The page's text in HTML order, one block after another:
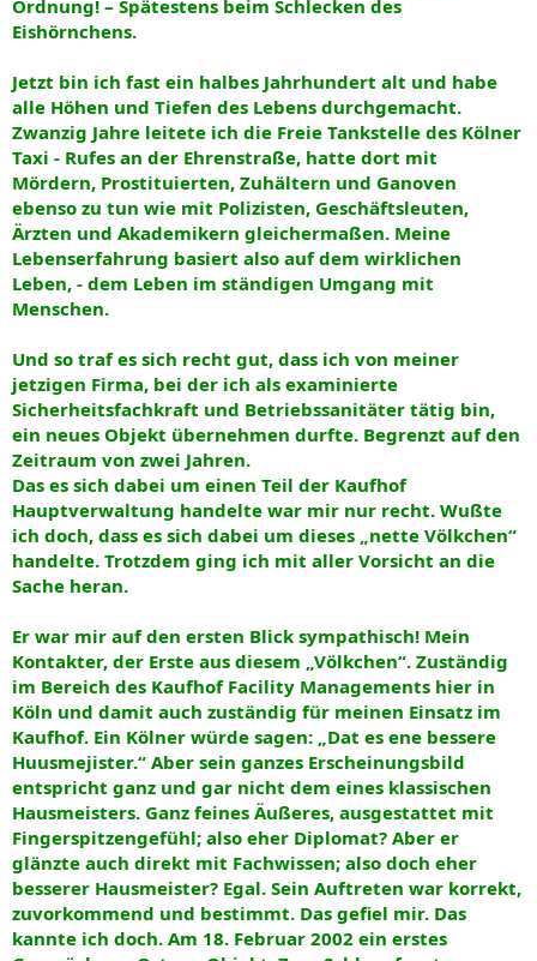
Ordnung! – Spätestens beim Schlecken des
Eishörnchens.
Jetzt bin ich fast ein halbes Jahrhundert alt und habe
alle Höhen und Tiefen des Lebens durchgemacht.
Zwanzig Jahre leitete ich die Freie Tankstelle des Kölner
Taxi - Rufes an der Ehrenstraße, hatte dort mit
Mördern, Prostituierten, Zuhältern und Ganoven
ebenso zu tun wie mit Polizisten, Geschäftsleuten,
Ärzten und Akademikern gleichermaßen. Meine
Lebenserfahrung basiert also auf dem wirklichen
Leben, - dem Leben im ständigen Umgang mit
Menschen.
Und so traf es sich recht gut, dass ich von meiner
jetzigen Firma, bei der ich als examinierte
Sicherheitsfachkraft und Betriebssanitäter tätig bin,
ein neues Objekt übernehmen durfte. Begrenzt auf den
Zeitraum von zwei Jahren.
Das es sich dabei um einen Teil der Kaufhof
Hauptverwaltung handelte war mir nur recht. Wußte
ich doch, dass es sich dabei um dieses „nette Völkchen“
handelte. Trotzdem ging ich mit aller Vorsicht an die
Sache heran.
Er war mir auf den ersten Blick sympathisch! Mein
Kontakter, der Erste aus diesem „Völkchen“. Zuständig
im Bereich des Kaufhof Facility Managements hier in
Köln und damit auch zuständig für meinen Einsatz im
Kaufhof. Ein Kölner würde sagen: „Dat es ene bessere
Huusmejister.“ Aber sein ganzes Erscheinungsbild
entspricht ganz und gar nicht dem eines klassischen
Hausmeisters. Ganz feines Äußeres, ausgestattet mit
Fingerspitzengefühl; also eher Diplomat? Aber er
glänzte auch direkt mit Fachwissen; also doch eher
besserer Hausmeister? Egal. Sein Auftreten war korrekt,
zuvorkommend und bestimmt. Das gefiel mir. Das
kannte ich doch. Am 18. Februar 2002 ein erstes